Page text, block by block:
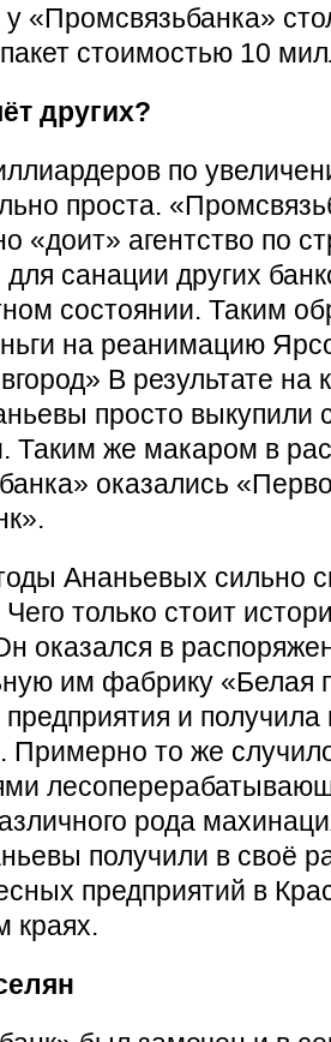
у «Промсвязьбанка»
стоимостью 10
других?
по
проста.
«доит» агентство по
санации других
состоянии. Таким
на реанимацию
В результате на
просто выкупили
Таким же макаром в
оказались
Ананьевых сильно
только стоит
оказался в
им фабрику «Белая
предприятия и
Примерно то же
рода
получили в своё
предприятий в
краях.